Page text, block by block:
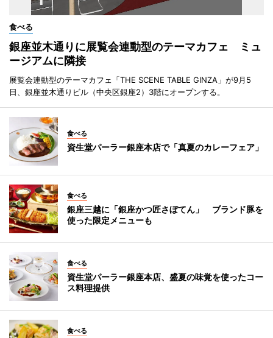
食べる
銀座並木通りに展覧会連動型のテーマカフェ ミュ
ージアムに隣接
展覧会連動型のテーマカフェ「THE SCENE TABLE GINZA」が9月5
日、銀座並木通りビル（中央区銀座2）3階にオープンする。
食べる
資生堂パーラー銀座本店で「真夏のカレーフェア」
食べる
銀座三越に「銀座かつ匠さぼてん」 ブランド豚を
使った限定メニューも
食べる
資生堂パーラー銀座本店、盛夏の味覚を使ったコー
ス料理提供
食べる